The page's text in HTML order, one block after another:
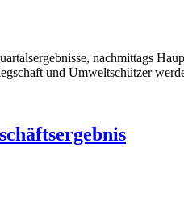
nachmittags
und Umweltschützer